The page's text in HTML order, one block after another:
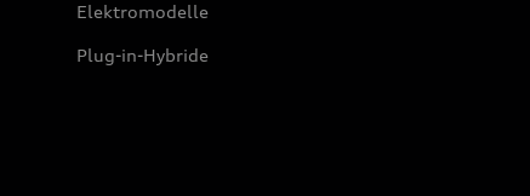
Elektromodelle
Plug-in-Hybride